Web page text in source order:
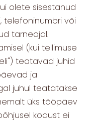
olete sisestanud
telefoninumbri või
tarneajal.
(kui tellimuse
teatavad juhid
ja
juhul teatatakse
üks tööpäev
kodust ei